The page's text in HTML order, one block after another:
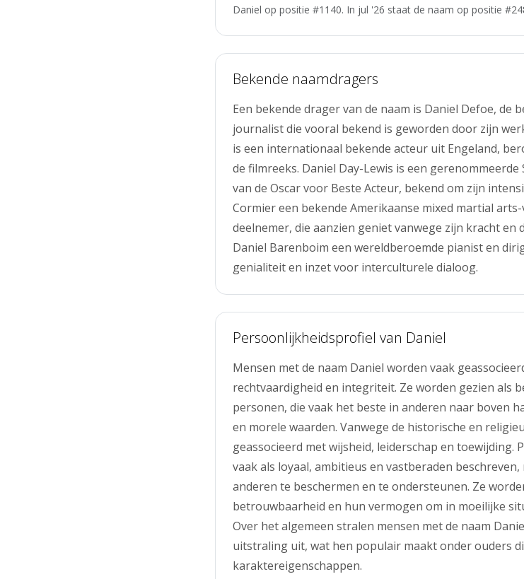
Daniel op positie #1140. In jul '26 staat de naam op positie
Bekende naamdragers
Een bekende drager van de naam is Daniel Defoe, de
journalist die vooral bekend is geworden door zijn
is een internationaal bekende acteur uit Engeland,
de filmreeks. Daniel Day-Lewis is een
van de Oscar voor Beste Acteur, bekend om zijn
Cormier een bekende Amerikaanse mixed martial
deelnemer, die aanzien geniet vanwege zijn kracht
Daniel Barenboim een wereldberoemde pianist en
genialiteit en inzet voor interculturele dialoog.
Persoonlijkheidsprofiel van Daniel
Mensen met de naam Daniel worden vaak
rechtvaardigheid en integriteit. Ze worden gezien als
personen, die vaak het beste in anderen naar boven
en morele waarden. Vanwege de historische en
geassocieerd met wijsheid, leiderschap en toewijding.
vaak als loyaal, ambitieus en vastberaden
anderen te beschermen en te ondersteunen. Ze
betrouwbaarheid en hun vermogen om in moeilijke
Over het algemeen stralen mensen met de naam
uitstraling uit, wat hen populair maakt onder ouders
karaktereigenschappen.